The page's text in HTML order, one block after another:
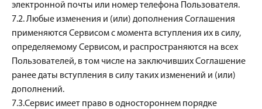
электронной почты или номер телефона Пользователя.
7.2. Любые изменения и (или) дополнения Соглашения
применяются Сервисом с момента вступления их в силу,
определяемому Сервисом, и распространяются на всех
Пользователей, в том числе на заключивших Соглашение
ранее даты вступления в силу таких изменений и (или)
дополнений.
7.3.Сервис имеет право в одностороннем порядке